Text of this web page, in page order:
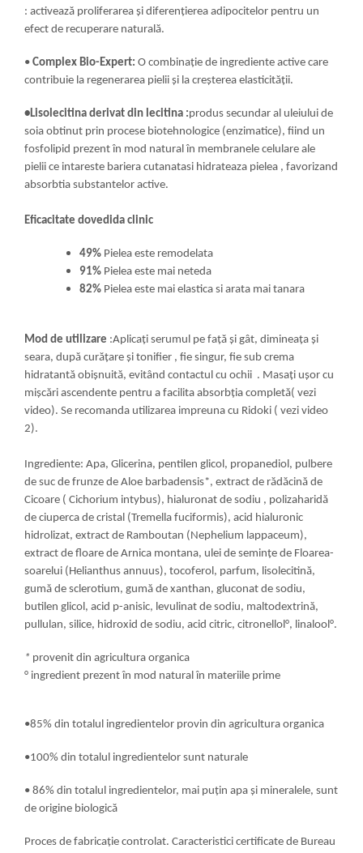
: activează proliferarea și diferențierea adipocitelor pentru un
efect de recuperare naturală.
• Complex Bio-Expert: O combinație de ingrediente active care
contribuie la regenerarea pielii și la creșterea elasticității.
•Lisolecitina derivat din lecitina :produs secundar al uleiului de
soia obtinut prin procese biotehnologice (enzimatice), fiind un
fosfolipid prezent în mod natural în membranele celulare ale
pielii ce intareste bariera cutanatasi hidrateaza pielea , favorizand
absorbtia substantelor active.
Eficacitate dovedida clinic
49% Pielea este remodelata
91% Pielea este mai neteda
82% Pielea este mai elastica si arata mai tanara
Mod de utilizare :Aplicați serumul pe față și gât, dimineața și
seara, după curățare și tonifier , fie singur, fie sub crema
hidratantă obișnuită, evitând contactul cu ochii . Masați ușor cu
mișcări ascendente pentru a facilita absorbția completă( vezi
video). Se recomanda utilizarea impreuna cu Ridoki ( vezi video
2).
Ingrediente: Apa, Glicerina, pentilen glicol, propanediol, pulbere
de suc de frunze de Aloe barbadensis*, extract de rădăcină de
Cicoare ( Cichorium intybus), hialuronat de sodiu , polizaharidă
de ciuperca de cristal (Tremella fuciformis), acid hialuronic
hidrolizat, extract de Ramboutan (Nephelium lappaceum),
extract de floare de Arnica montana, ulei de semințe de Floarea-
soarelui (Helianthus annuus), tocoferol, parfum, lisolecitină,
gumă de sclerotium, gumă de xanthan, gluconat de sodiu,
butilen glicol, acid p-anisic, levulinat de sodiu, maltodextrină,
pullulan, silice, hidroxid de sodiu, acid citric, citronellol°, linalool°.
* provenit din agricultura organica
° ingredient prezent în mod natural în materiile prime
•85% din totalul ingredientelor provin din agricultura organica
•100% din totalul ingredientelor sunt naturale
• 86% din totalul ingredientelor, mai puțin apa și mineralele, sunt
de origine biologică
Proces de fabricație controlat. Caracteristici certificate de Bureau